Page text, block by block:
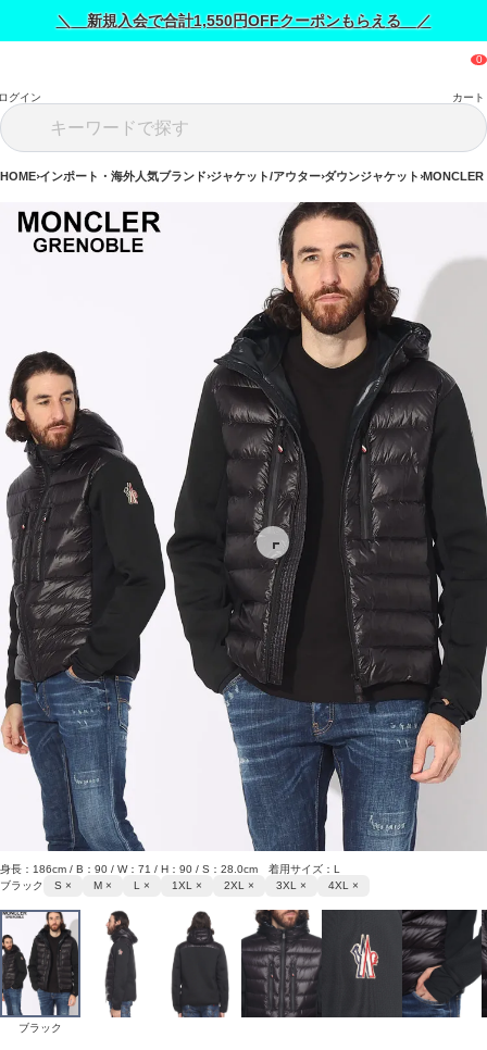
＼ 新規入会で合計1,550円OFFクーポンもらえる ／
グイン カート
HOME インポート・海外人気ブランド ジャケット/アウター ダウンジャケット MONCLER
身長：186cm / B：90 / W：71 / H：90 / S：28.0cm 着用サイズ：L
ブラック
S × M × L × 1XL × 2XL × 3XL × 4XL ×
ブラック